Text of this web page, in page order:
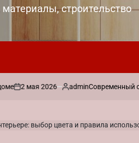
строительство
2026
Запись
adminСовременный стиль в
выбор цвета и правила использования